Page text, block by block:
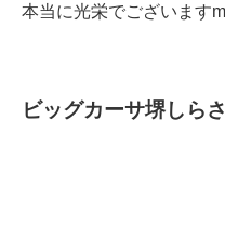
本当に光栄でございます
ビッグカーサ堺しら